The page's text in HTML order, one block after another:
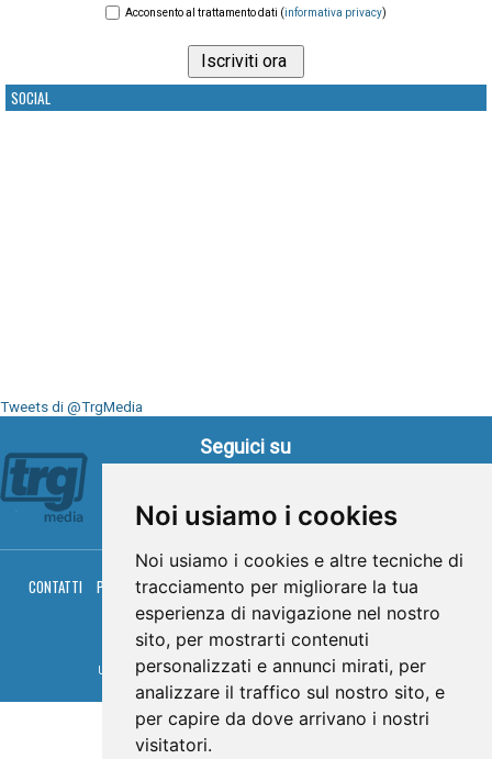
Noi usiamo i cookies
Noi usiamo i cookies e altre tecniche di
tracciamento per migliorare la tua
esperienza di navigazione nel nostro
sito, per mostrarti contenuti
personalizzati e annunci mirati, per
analizzare il traffico sul nostro sito, e
per capire da dove arrivano i nostri
visitatori.
Acconsento al trattamento dati (informativa privacy)
SOCIAL
Tweets di @TrgMedia
Seguici su
CONTATTI PRIVACY COOKIES PALINSESTO DIRETTA TV
DIRETTA RADIO
RGM HITRADIO
© TRG Media 2005-2026
Umbria Televisioni s.r.l. - P.I.00496230541 -www.trgmedia.it- Powered by